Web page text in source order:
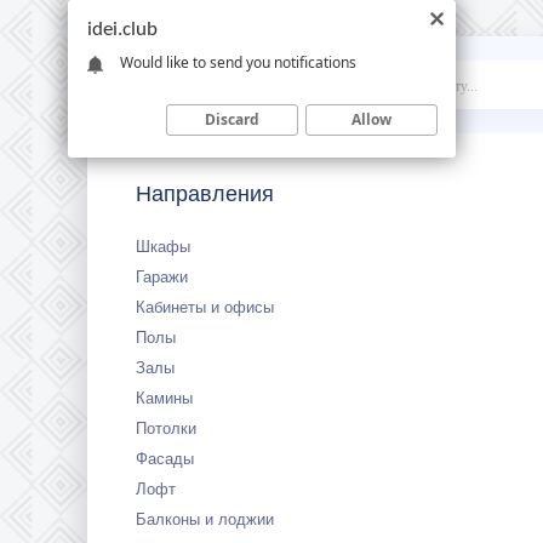
Idei
Направления
Шкафы
Гаражи
Кабинеты и офисы
Полы
Залы
Камины
Потолки
Фасады
Лофт
Балконы и лоджии
idei.club
Would like to send you notifications
Discard Allow